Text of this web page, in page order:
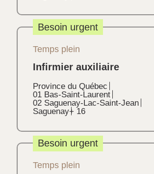
Besoin urgent
Temps plein
Infirmier auxiliaire
Province du Québec
01 Bas-Saint-Laurent
02 Saguenay-Lac-Saint-Jean
Saguenay+ 16
Besoin urgent
Temps plein